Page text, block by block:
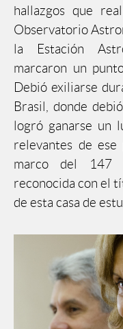
hallazgos que
Observatorio
la Estación
marcaron un
Debió exiliarse
Brasil, donde
logró ganarse un
relevantes de
marco del 147
reconocida con el
de esta casa de